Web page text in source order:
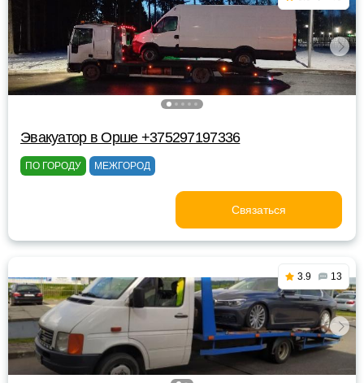
Эвакуатор в Орше +375297197336
ПО ГОРОДУ МЕЖГОРОД
Связаться
3.9 13